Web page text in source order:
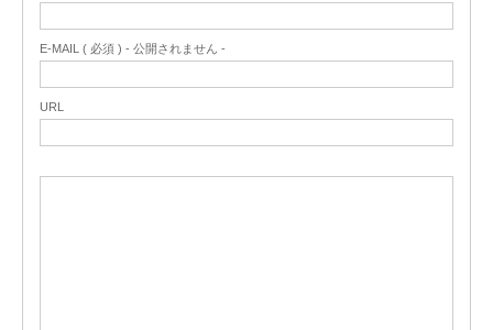
E-MAIL ( 必須 ) - 公開されません -
URL